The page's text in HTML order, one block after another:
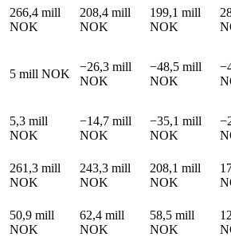
266,4 mill
NOK
208,4 mill
NOK
199,1 mill
NOK
5 mill NOK
−26,3 mill
NOK
−48,5 mill
NOK
5,3 mill
NOK
−14,7 mill
NOK
−35,1 mill
NOK
261,3 mill
NOK
243,3 mill
NOK
208,1 mill
NOK
50,9 mill
NOK
62,4 mill
NOK
58,5 mill
NOK